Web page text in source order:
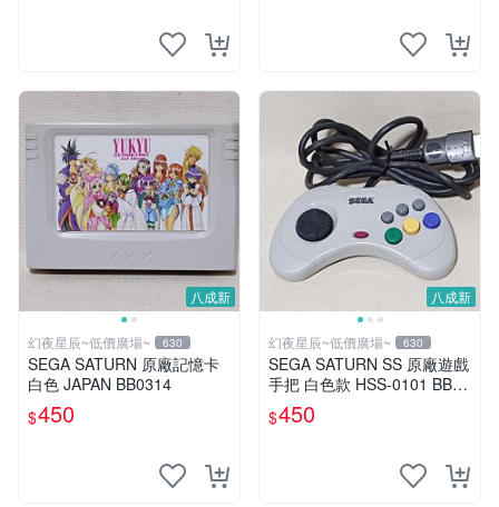
八成新
幻夜星辰~低價廣場~ 630
SEGA SATURN 原廠記憶卡
白色 JAPAN BB0314
$450
八成新
幻夜星辰~低價廣場~ 630
SEGA SATURN SS 原廠遊戲
手把 白色款 HSS-0101 BB04
32
$450